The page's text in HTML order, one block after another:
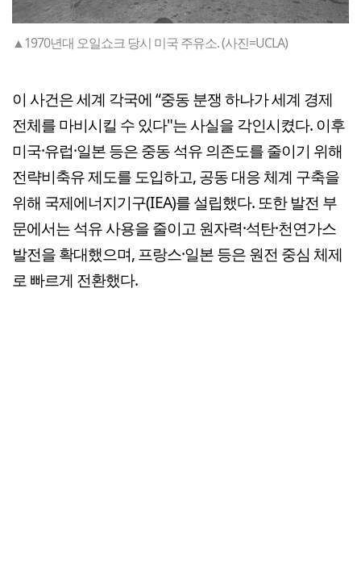
▲1970년대 오일쇼크 당시 미국 주유소. (사진=UCLA)
이 사건은 세계 각국에 “중동 분쟁 하나가 세계 경제
전체를 마비시킬 수 있다"는 사실을 각인시켰다. 이후
미국·유럽·일본 등은 중동 석유 의존도를 줄이기 위해
전략비축유 제도를 도입하고, 공동 대응 체계 구축을
위해 국제에너지기구(IEA)를 설립했다. 또한 발전 부
문에서는 석유 사용을 줄이고 원자력·석탄·천연가스
발전을 확대했으며, 프랑스·일본 등은 원전 중심 체제
로 빠르게 전환했다.